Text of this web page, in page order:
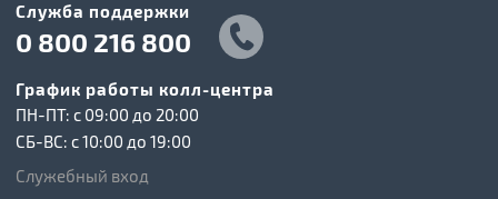
Служба поддержки
0 800 216 800
График работы колл-центра
ПН-ПТ: c 09:00 до 20:00
СБ-ВС: c 10:00 до 19:00
Служебный вход